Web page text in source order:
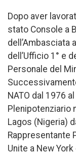
Dopo aver
stato Console a
dell’Ambasciata
dell’Ufficio 1° e
Personale del
NATO dal 1976
Plenipotenziario
Lagos (Nigeria)
Rappresentante
Unite a New